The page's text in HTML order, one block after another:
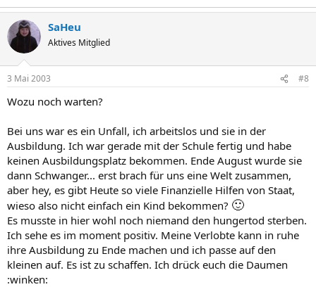
SaHeu
Aktives Mitglied
3 Mai 2003 #8
Wozu noch warten?
Bei uns war es ein Unfall, ich arbeitslos und sie in der
Ausbildung. Ich war gerade mit der Schule fertig und habe
keinen Ausbildungsplatz bekommen. Ende August wurde sie
dann Schwanger... erst brach für uns eine Welt zusammen,
aber hey, es gibt Heute so viele Finanzielle Hilfen von Staat,
wieso also nicht einfach ein Kind bekommen? 🙂
Es musste in hier wohl noch niemand den hungertod sterben.
Ich sehe es im moment positiv. Meine Verlobte kann in ruhe
ihre Ausbildung zu Ende machen und ich passe auf den
kleinen auf. Es ist zu schaffen. Ich drück euch die Daumen
:winken: